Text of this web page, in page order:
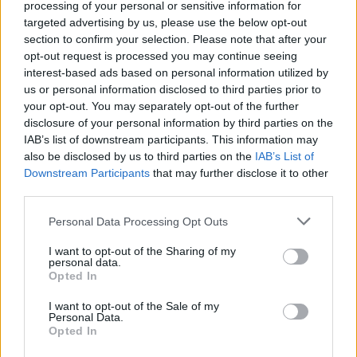
processing of your personal or sensitive information for
targeted advertising by us, please use the below opt-out
section to confirm your selection. Please note that after your
opt-out request is processed you may continue seeing
interest-based ads based on personal information utilized by
us or personal information disclosed to third parties prior to
your opt-out. You may separately opt-out of the further
disclosure of your personal information by third parties on the
IAB’s list of downstream participants. This information may
also be disclosed by us to third parties on the IAB’s List of
Downstream Participants that may further disclose it to other
Please note that this website/app uses one or more Google
not limited to your visit or usage behaviour. You may click to
grant or deny consent to Google and its third-party tags to
use your data for below specified purposes in below Google
consent section.
Personal Data Processing Opt Outs
I want to opt-out of the Sharing of my
personal data.
Opted In
I want to opt-out of the Sale of my
Personal Data.
Opted In
3. Kandy
Kandy, la segunda ciudad más grande de Sri
Lanka, es la puerta de entrada a las tierras altas
centrales y sus plantaciones tropicales que
cultivan té y caucho. Si conduce desde Colombo,
pasará por plantaciones de caucho en una
carretera que se considera una de las más
pintorescas del país.
La última capital de los reinos
Reliquia del Diente, uno de los templos budistas
más sagrados del mundo. Un festival importante
y colorido consiste en llevar la reliquia del
diente por la ciudad. Los cinéfilos pueden estar